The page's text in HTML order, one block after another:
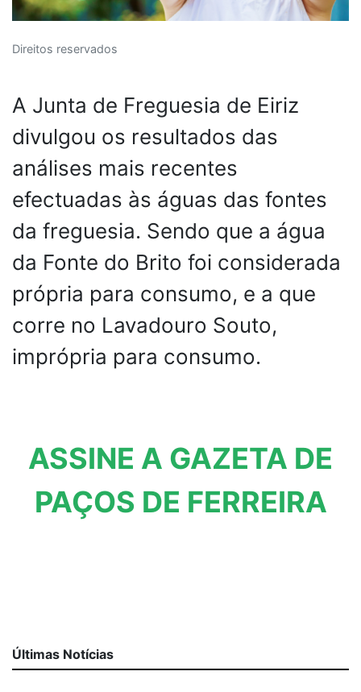
Direitos reservados
A Junta de Freguesia de Eiriz
divulgou os resultados das
análises mais recentes
efectuadas às águas das fontes
da freguesia. Sendo que a água
da Fonte do Brito foi considerada
própria para consumo, e a que
corre no Lavadouro Souto,
imprópria para consumo.
ASSINE A GAZETA DE
PAÇOS DE FERREIRA
Últimas Notícias